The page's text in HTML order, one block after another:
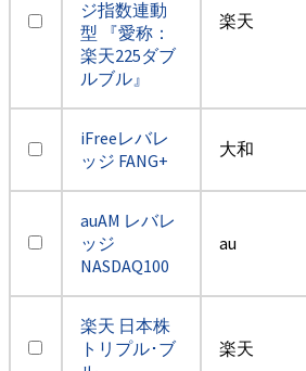
ジ指数連動
型 『愛称：
楽天225ダブ
ルブル』
楽天
iFreeレバレ
ッジ FANG+
大和
auAM レバレ
ッジ
NASDAQ100
au
楽天 日本株
トリプル･ブ
楽天